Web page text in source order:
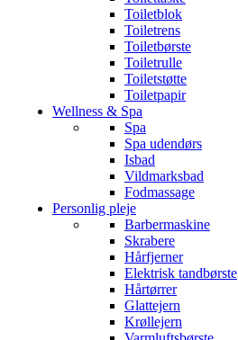
Toiletblok
Toiletrens
Toiletbørste
Toiletrulle
Toiletstøtte
Toiletpapir
Wellness & Spa
Spa
Spa udendørs
Isbad
Vildmarksbad
Fodmassage
Personlig pleje
Barbermaskine
Skrabere
Hårfjerner
Elektrisk tandbørste
Hårtørrer
Glattejern
Krøllejern